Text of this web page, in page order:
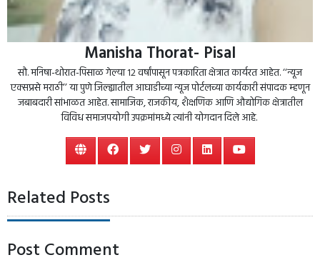
Manisha Thorat- Pisal
सौ. मनिषा-थोरात-पिसाळ गेल्या १२ वर्षांपासून पत्रकारिता क्षेत्रात कार्यरत आहेत. ‘‘न्यूज
एक्सप्रसे मराठी’’ या पुणे जिल्ह्यातील आघाडीच्या न्यूज पोर्टलच्या कार्यकारी संपादक म्हणून
जबाबदारी सांभाळत आहेत. सामाजिक, राजकीय, शैक्षणिक आणि औद्योगिक क्षेत्रातील
विविध समाजपयोगी उपक्रमांमध्ये त्यांनी योगदान दिले आहे.
Related Posts
Post Comment